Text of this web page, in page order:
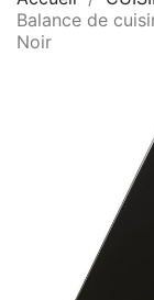
Balance de
Noir